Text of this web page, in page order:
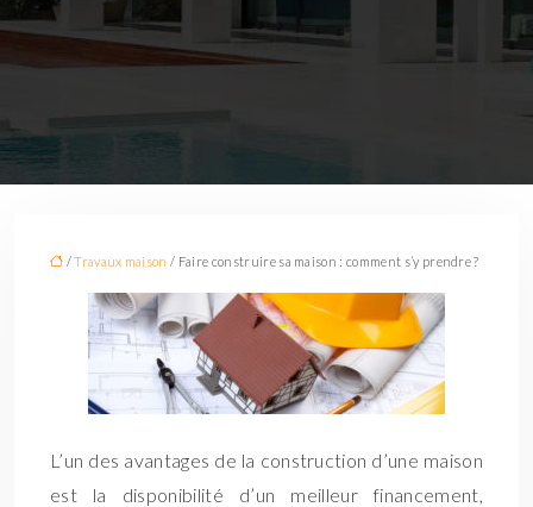
/Travaux maison / Faire construire sa maison : comment s’y prendre ?
L’un des avantages de la construction d’une maison
est la disponibilité d’un meilleur financement,